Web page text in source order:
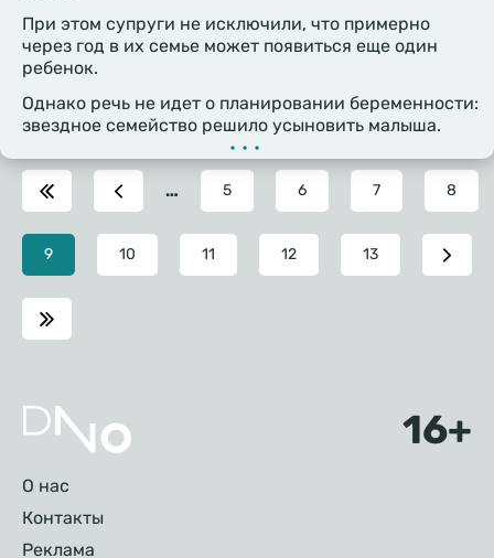
При этом супруги не исключили, что примерно
через год в их семье может появиться еще один
ребенок.
Однако речь не идет о планировании беременности:
звездное семейство решило усыновить малыша.
•••
… Page
5 Page
6 Page
7 Page
8
Текущая
страница
9 Page
10 Page
11 Page
12 Page
13
Подвал
О нас
Контакты
Реклама